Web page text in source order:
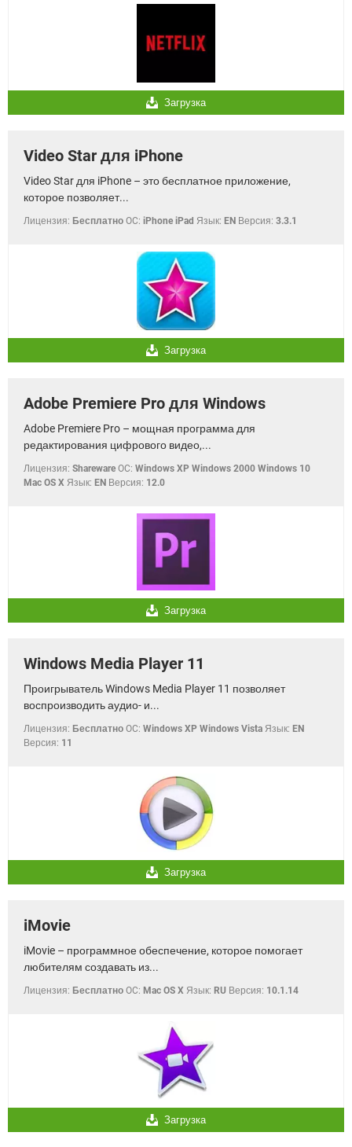
Загрузка
Video Star для iPhone
Video Star для iPhone – это бесплатное приложение,
которое позволяет...
Лицензия: Бесплатно OC: iPhone iPad Язык: EN Версия: 3.3.1
Загрузка
Adobe Premiere Pro для Windows
Adobe Premiere Pro – мощная программа для
редактирования цифрового видео,...
Лицензия: Shareware OC: Windows XP Windows 2000 Windows 10
Mac OS X Язык: EN Версия: 12.0
Загрузка
Windows Media Player 11
Проигрыватель Windows Media Player 11 позволяет
воспроизводить аудио- и...
Лицензия: Бесплатно OC: Windows XP Windows Vista Язык: EN
Версия: 11
Загрузка
iMovie
iMovie – программное обеспечение, которое помогает
любителям создавать из...
Лицензия: Бесплатно OC: Mac OS X Язык: RU Версия: 10.1.14
Загрузка